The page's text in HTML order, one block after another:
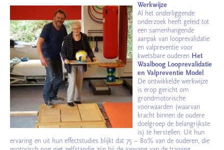
Werkwijze
Al het onderliggende
onderzoek heeft geleid tot
een samenhangende
aanpak van looprevalidatie
en valpreventie voor
kwetsbare ouderen Het
Waalboog Looprevalidatie
en Valpreventie Model .
De ontwikkelde werkwijze
is erop gericht om
grondmotorische
voorwaarden (waarvan
kracht binnen de oudere
doelgroep de belangrijkste
is) te herstellen. Uit hun
ervaring en uit hun effectstudies blijkt dat 75 – 80% van de ouderen, die